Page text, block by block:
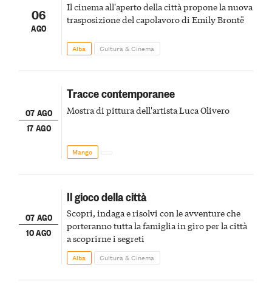
06
AGO
Il cinema all'aperto della città propone la nuova
trasposizione del capolavoro di Emily Brontë
Alba Cultura & Cinema
07 AGO
17 AGO
Tracce contemporanee
Mostra di pittura dell'artista Luca Olivero
Mango
07 AGO
10 AGO
Il gioco della città
Scopri, indaga e risolvi con le avventure che
porteranno tutta la famiglia in giro per la città
a scoprirne i segreti
Alba Cultura & Cinema